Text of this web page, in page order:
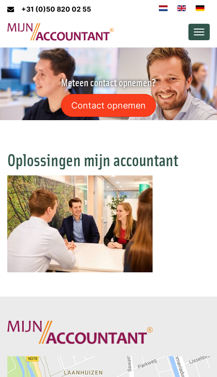
+31 (0)50 820 02 55
Meteen contact opnemen?
Contact opnemen
Oplossingen mijn accountant